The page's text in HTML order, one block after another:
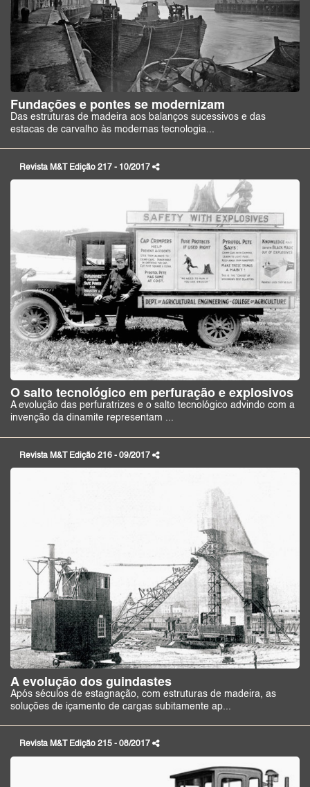
Fundações e pontes se modernizam
Das estruturas de madeira aos balanços sucessivos e das
estacas de carvalho às modernas tecnologia...
Revista M&T Edição 217 - 10/2017
O salto tecnológico em perfuração e explosivos
A evolução das perfuratrizes e o salto tecnológico advindo com a
invenção da dinamite representam ...
Revista M&T Edição 216 - 09/2017
A evolução dos guindastes
Após séculos de estagnação, com estruturas de madeira, as
soluções de içamento de cargas subitamente ap...
Revista M&T Edição 215 - 08/2017